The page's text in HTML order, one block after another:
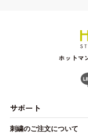
ホットマ
サポート
刺繍のご注文について